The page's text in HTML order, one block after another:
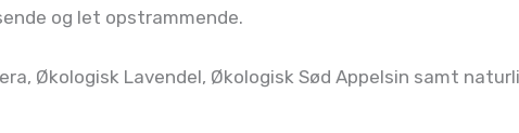
og let opstrammende.
Økologisk Lavendel, Økologisk Sød Appelsin samt